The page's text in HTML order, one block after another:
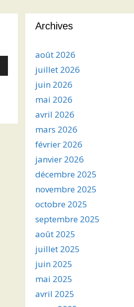
Archives
août 2026
juillet 2026
juin 2026
mai 2026
avril 2026
mars 2026
février 2026
janvier 2026
décembre 2025
novembre 2025
octobre 2025
septembre 2025
août 2025
juillet 2025
juin 2025
mai 2025
avril 2025